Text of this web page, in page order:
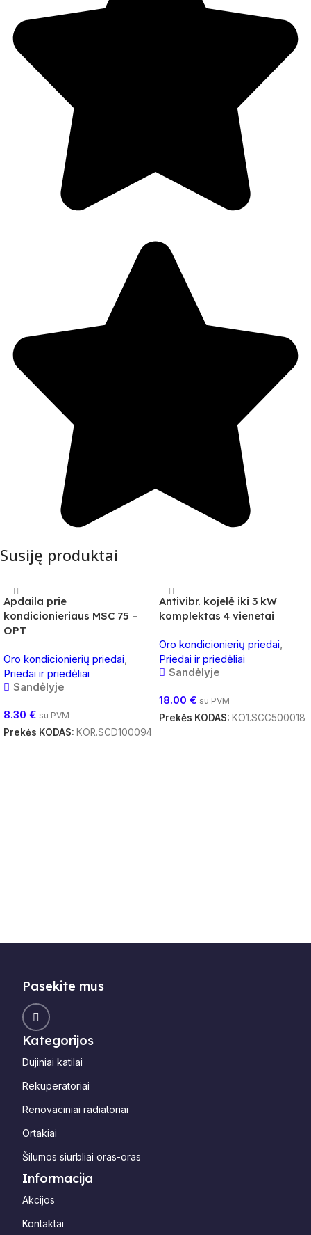
Susiję produktai
Apdaila prie
kondicionieriaus MSC 75 –
OPT
Oro kondicionierių priedai,
Priedai ir priedėliai
Sandėlyje
8.30 € su PVM
Prekės KODAS: KOR.SCD100094
Antivibr. kojelė iki 3 kW
komplektas 4 vienetai
Oro kondicionierių priedai,
Priedai ir priedėliai
Sandėlyje
18.00 € su PVM
Prekės KODAS: KO1.SCC500018
Pasekite mus
Kategorijos
Dujiniai katilai
Rekuperatoriai
Renovaciniai radiatoriai
Ortakiai
Šilumos siurbliai oras-oras
Informacija
Akcijos
Kontaktai